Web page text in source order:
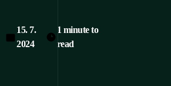
15. 7.
2024
1 minute to
read